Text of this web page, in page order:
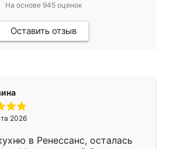
На основе 945оценок
Оставить отзыв
2026
в Ренессанс, осталась